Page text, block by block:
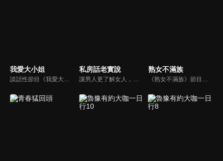
我愛大小姐
談話性節目《我愛大小姐》是由吳淡如、林慧萍主持的一檔談話性節目，講訴女人間的那些事。
私房話老實說
讓男人更了解女人，女人更了解自己 ，揭密女性私房話，讓療癒專家教你更愛自己！由于美人和納豆攜手主持，更多你想知道的女性私密話題都在《私房話老實說》。
熟女不滿族
《熟女不滿族》節目主題均有關25-49歲的未婚女性，這些熟女們漂亮卻擔心嫁不出去，獨立卻希望有人疼，最怕寂寞，只能用工作填滿時間，她們是最矛盾最不滿足的一群人。